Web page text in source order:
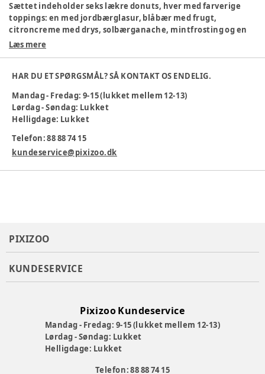
Sættet indeholder seks lækre donuts, hver med farverige
toppings: en med jordbærglasur, blåbær med frugt,
citroncreme med drys, solbærganache, mintfrosting og en
rig chokoladeglasur.Sættet inkluderer også en legesyg
familie. Tid til søde stunder og fantasifulde øjeblikke!
sjove stunder sammen
Produktionsland:Kina
Varenummer:379276
Læs mere
HAR DU ET SPØRGSMÅL? SÅ KONTAKT OS ENDELIG.
Mandag - Fredag: 9-15 (lukket mellem 12-13)
Lørdag - Søndag: Lukket
Helligdage: Lukket
Telefon: 88 88 74 15
kundeservice@pixizoo.dk
PIXIZOO
KUNDESERVICE
Pixizoo Kundeservice
Mandag - Fredag: 9-15 (lukket mellem 12-13)
Lørdag - Søndag: Lukket
Helligdage: Lukket
Telefon: 88 88 74 15